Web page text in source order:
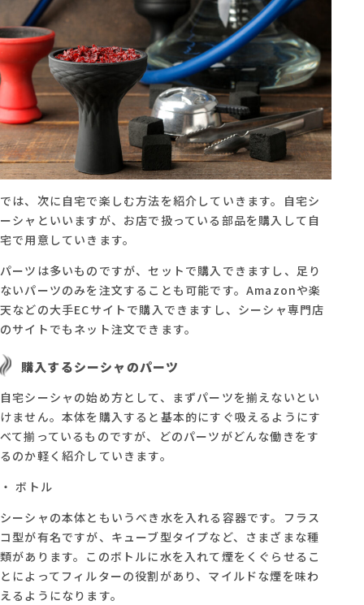
では、次に自宅で楽しむ方法を紹介していきます。自宅シ
ーシャといいますが、お店で扱っている部品を購入して自
宅で用意していきます。
パーツは多いものですが、セットで購入できますし、足り
ないパーツのみを注文することも可能です。Amazonや楽
天などの大手ECサイトで購入できますし、シーシャ専門店
のサイトでもネット注文できます。
購入するシーシャのパーツ
自宅シーシャの始め方として、まずパーツを揃えないとい
けません。本体を購入すると基本的にすぐ吸えるようにす
べて揃っているものですが、どのパーツがどんな働きをす
るのか軽く紹介していきます。
・ ボトル
シーシャの本体ともいうべき水を入れる容器です。フラス
コ型が有名ですが、キューブ型タイプなど、さまざまな種
類があります。このボトルに水を入れて煙をくぐらせるこ
とによってフィルターの役割があり、マイルドな煙を味わ
えるようになります。